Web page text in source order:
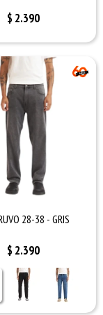
$ 2.390
28-38 - GRIS
$ 2.390